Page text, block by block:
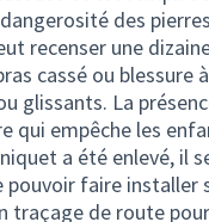
des
recenser une
cassé ou blessure
glissants. La
qui empêche les
a été enlevé, il
pouvoir faire
traçage de route